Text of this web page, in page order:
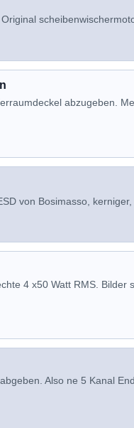
abzugeben.
von Bosimasso,
4 x50 Watt RMS. Bilder
Also ne 5 Kanal